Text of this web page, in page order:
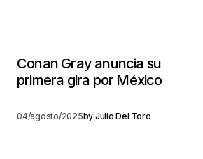
Conan Gray anuncia su
primera gira por México
04/agosto/2025by Julio Del Toro